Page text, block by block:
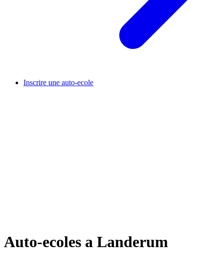
Inscrire une auto-ecole
Auto-ecoles a Landerum